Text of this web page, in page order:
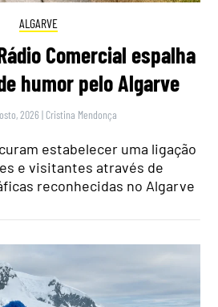
ALGARVE
Comercial espalha
humor pelo Algarve
2026 | Cristina Mendonça
estabelecer uma ligação
e visitantes através de
reconhecidas no Algarve